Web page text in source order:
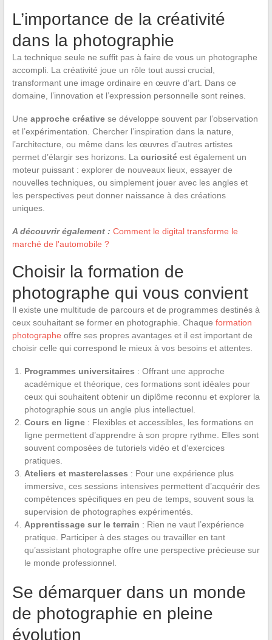
L’importance de la créativité
dans la photographie
La technique seule ne suffit pas à faire de vous un photographe
accompli. La créativité joue un rôle tout aussi crucial,
transformant une image ordinaire en œuvre d’art. Dans ce
domaine, l’innovation et l’expression personnelle sont reines.
Une approche créativese développe souvent par l’observation
et l’expérimentation. Chercher l’inspiration dans la nature,
l’architecture, ou même dans les œuvres d’autres artistes
permet d’élargir ses horizons. La curiositéest également un
moteur puissant : explorer de nouveaux lieux, essayer de
nouvelles techniques, ou simplement jouer avec les angles et
les perspectives peut donner naissance à des créations
uniques.
A découvrir également : Comment le digital transforme le
marché de l'automobile ?
Choisir la formation de
photographe qui vous convient
Il existe une multitude de parcours et de programmes destinés à
ceux souhaitant se former en photographie. Chaque formation
photographe offre ses propres avantages et il est important de
choisir celle qui correspond le mieux à vos besoins et attentes.
Programmes universitaires : Offrant une approche
académique et théorique, ces formations sont idéales pour
ceux qui souhaitent obtenir un diplôme reconnu et explorer la
photographie sous un angle plus intellectuel.
Cours en ligne: Flexibles et accessibles, les formations en
ligne permettent d’apprendre à son propre rythme. Elles sont
souvent composées de tutoriels vidéo et d’exercices
pratiques.
Ateliers et masterclasses : Pour une expérience plus
immersive, ces sessions intensives permettent d’acquérir des
compétences spécifiques en peu de temps, souvent sous la
supervision de photographes expérimentés.
Apprentissage sur le terrain : Rien ne vaut l’expérience
pratique. Participer à des stages ou travailler en tant
qu’assistant photographe offre une perspective précieuse sur
le monde professionnel.
Se démarquer dans un monde
de photographie en pleine
évolution